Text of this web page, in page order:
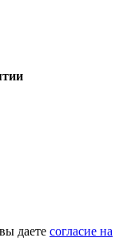
даете согласие на